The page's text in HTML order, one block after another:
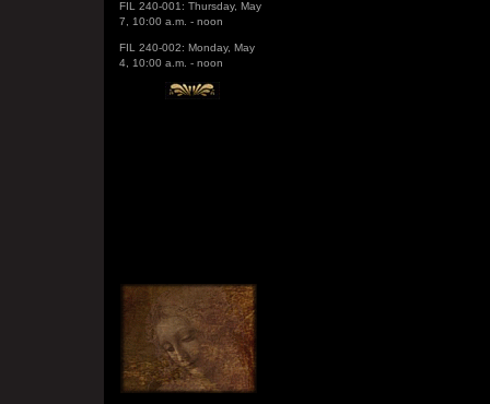
FIL 240-002: Monday, May